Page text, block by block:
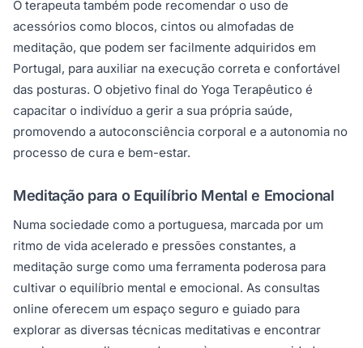
O terapeuta também pode recomendar o uso de
acessórios como blocos, cintos ou almofadas de
meditação, que podem ser facilmente adquiridos em
Portugal, para auxiliar na execução correta e confortável
das posturas. O objetivo final do Yoga Terapêutico é
capacitar o indivíduo a gerir a sua própria saúde,
promovendo a autoconsciência corporal e a autonomia no
processo de cura e bem-estar.
Meditação para o Equilíbrio Mental e Emocional
Numa sociedade como a portuguesa, marcada por um
ritmo de vida acelerado e pressões constantes, a
meditação surge como uma ferramenta poderosa para
cultivar o equilíbrio mental e emocional. As consultas
online oferecem um espaço seguro e guiado para
explorar as diversas técnicas meditativas e encontrar